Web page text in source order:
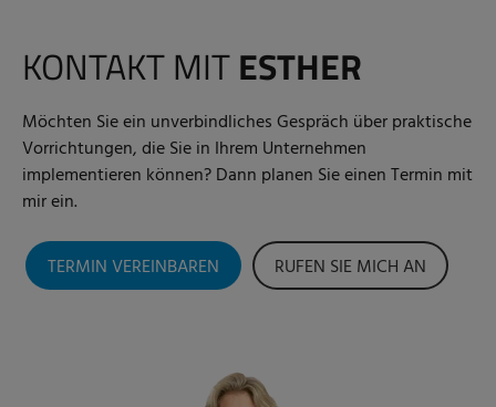
KONTAKT MITESTHER
Möchten Sie ein unverbindliches Gespräch über praktische
Vorrichtungen, die Sie in Ihrem Unternehmen
implementieren können? Dann planen Sie einen Termin mit
mir ein.
TERMIN VEREINBAREN RUFEN SIE MICH AN